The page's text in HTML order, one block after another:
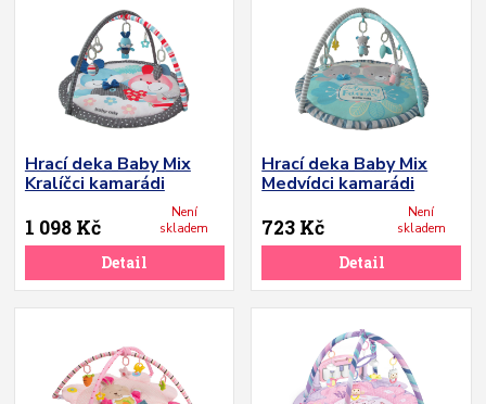
Hrací deka Baby Mix
Kralíčci kamarádi
1 098 Kč
Není
skladem
Detail
Hrací deka Baby Mix
Medvídci kamarádi
723 Kč
Není
skladem
Detail